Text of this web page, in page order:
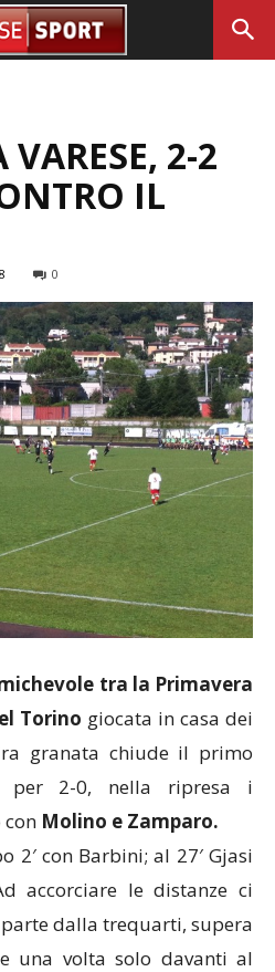
2-2
IL
0
tra la Primavera
Torino giocata in casa dei
granata chiude il primo
per 2-0, nella ripresa i
Molino e Zamparo.
2′ con Barbini; al 27′ Gjasi
accorciare le distanze ci
parte dalla trequarti, supera
una volta solo davanti al